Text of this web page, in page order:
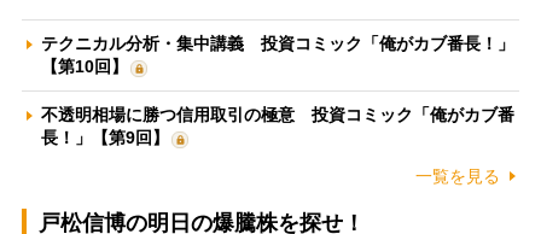
テクニカル分析・集中講義 投資コミック「俺がカブ番長！」
【第10回】
不透明相場に勝つ信用取引の極意 投資コミック「俺がカブ番
長！」【第9回】
一覧を見る
戸松信博の明日の爆騰株を探せ！